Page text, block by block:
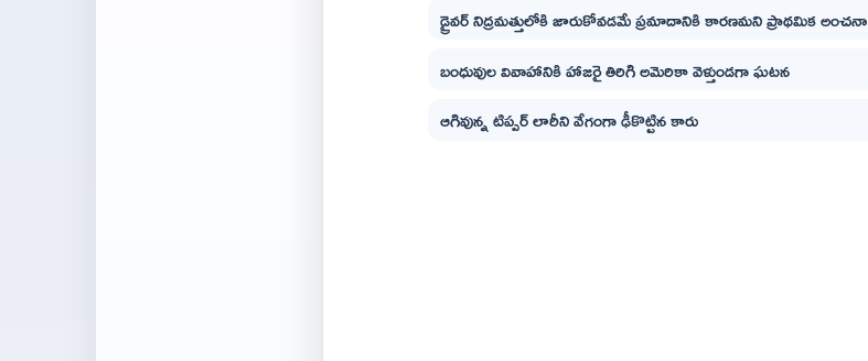
డ్రైవర్ నిద్రమత్తులోకి జారుకోవడమే ప్రమాదానికి కారణమని ప్రాథమిక అంచనా
బంధువుల వివాహానికి హాజరై తిరిగి అమెరికా వెళ్తుండగా ఘటన
ఆగివున్న టిప్పర్ లారీని వేగంగా ఢీకొట్టిన కారు